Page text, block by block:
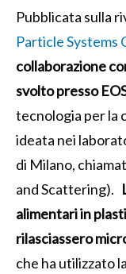
Pubblicata sulla
Particle Systems
collaborazione
svolto presso
tecnologia per la
ideata nei
di Milano,
and Scattering).
alimentari in
rilasciassero
che ha utilizzato